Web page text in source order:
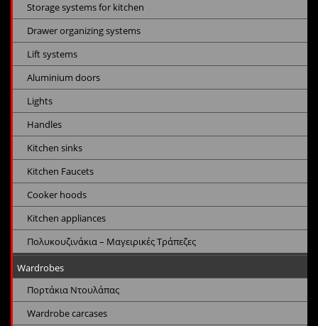
Storage systems for kitchen
Drawer organizing systems
Lift systems
Aluminium doors
Lights
Handles
Kitchen sinks
Kitchen Faucets
Cooker hoods
Kitchen appliances
Πολυκουζινάκια – Μαγειρικές Τράπεζες
Wardrobes
Πορτάκια Ντουλάπας
Wardrobe carcases